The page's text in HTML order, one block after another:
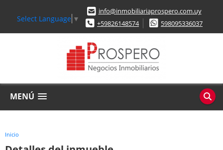
Select Language ▼
info@inmobiliariaprospero.com.uy
+59826148574
598095336037
MENÚ
Inicio